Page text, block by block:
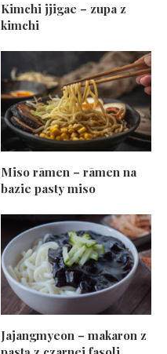
Kimchi jjigae – zupa z
kimchi
Miso rāmen – rāmen na
bazie pasty miso
Jajangmyeon – makaron z